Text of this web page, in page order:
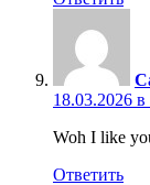
18.03.2026 в
Woh I like
Ответить